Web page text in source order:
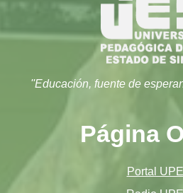
''Educación, fuente de
Página
Portal